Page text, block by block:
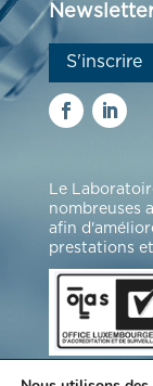
S'inscrire
Le
nombreuses
afin
prestations